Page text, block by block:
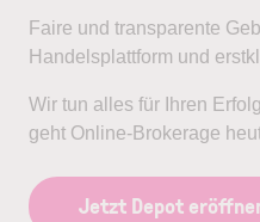
Faire und transparente
Handelsplattform und
Wir tun alles für Ihren
geht Online-Brokerage
Jetzt Depot